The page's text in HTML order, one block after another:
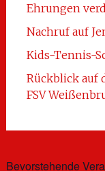
Ehrungen
Nachruf auf
Kids-Tennis-
Rückblick auf
FSV
Bevorstehende